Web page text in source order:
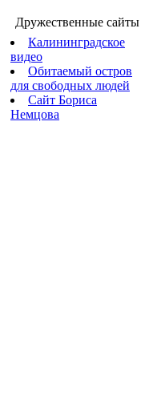
Дружественные сайты
Калининградское
видео
Обитаемый остров
для свободных людей
Сайт Бориса
Немцова